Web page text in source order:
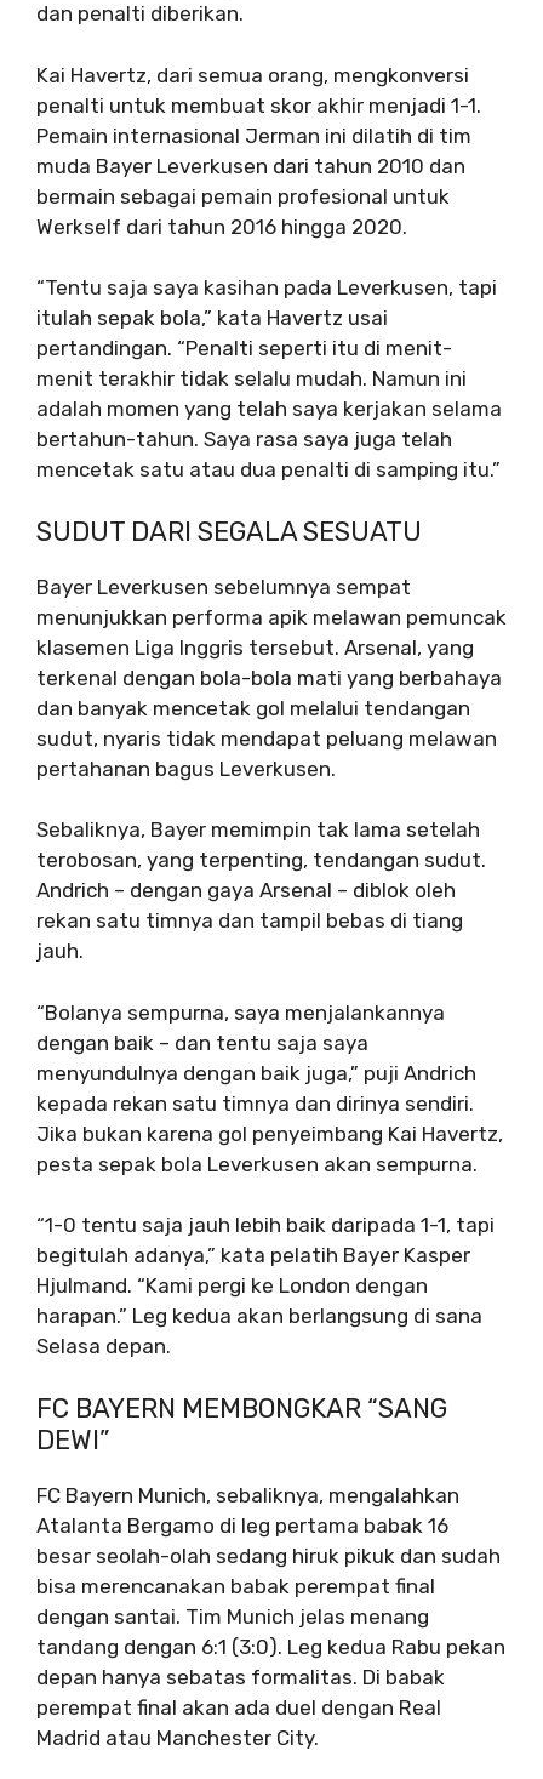
dan penalti diberikan.
Kai Havertz, dari semua orang, mengkonversi
penalti untuk membuat skor akhir menjadi 1-1.
Pemain internasional Jerman ini dilatih di tim
muda Bayer Leverkusen dari tahun 2010 dan
bermain sebagai pemain profesional untuk
Werkself dari tahun 2016 hingga 2020.
“Tentu saja saya kasihan pada Leverkusen, tapi
itulah sepak bola,” kata Havertz usai
pertandingan. “Penalti seperti itu di menit-
menit terakhir tidak selalu mudah. ​​Namun ini
adalah momen yang telah saya kerjakan selama
bertahun-tahun. Saya rasa saya juga telah
mencetak satu atau dua penalti di samping itu.”
SUDUT DARI SEGALA SESUATU
Bayer Leverkusen sebelumnya sempat
menunjukkan performa apik melawan pemuncak
klasemen Liga Inggris tersebut. Arsenal, yang
terkenal dengan bola-bola mati yang berbahaya
dan banyak mencetak gol melalui tendangan
sudut, nyaris tidak mendapat peluang melawan
pertahanan bagus Leverkusen.
Sebaliknya, Bayer memimpin tak lama setelah
terobosan, yang terpenting, tendangan sudut.
Andrich – dengan gaya Arsenal – diblok oleh
rekan satu timnya dan tampil bebas di tiang
jauh.
“Bolanya sempurna, saya menjalankannya
dengan baik – dan tentu saja saya
menyundulnya dengan baik juga,” puji Andrich
kepada rekan satu timnya dan dirinya sendiri.
Jika bukan karena gol penyeimbang Kai Havertz,
pesta sepak bola Leverkusen akan sempurna.
“1-0 tentu saja jauh lebih baik daripada 1-1, tapi
begitulah adanya,” kata pelatih Bayer Kasper
Hjulmand. “Kami pergi ke London dengan
harapan.” Leg kedua akan berlangsung di sana
Selasa depan.
FC BAYERN MEMBONGKAR “SANG
DEWI”
FC Bayern Munich, sebaliknya, mengalahkan
Atalanta Bergamo di leg pertama babak 16
besar seolah-olah sedang hiruk pikuk dan sudah
bisa merencanakan babak perempat final
dengan santai. Tim Munich jelas menang
tandang dengan 6:1 (3:0). Leg kedua Rabu pekan
depan hanya sebatas formalitas. Di babak
perempat final akan ada duel dengan Real
Madrid atau Manchester City.